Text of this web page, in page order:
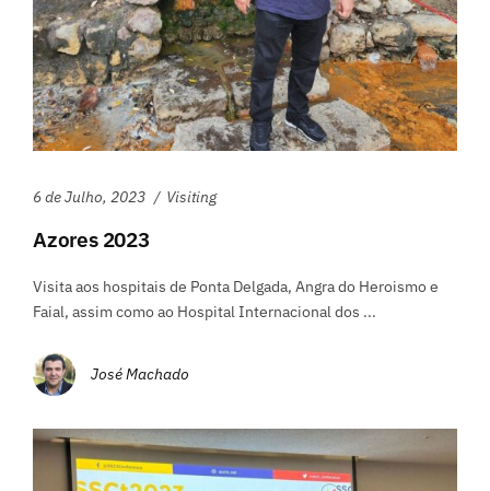
6 de Julho, 2023 Visiting
Azores 2023
Visita aos hospitais de Ponta Delgada, Angra do Heroismo e
Faial, assim como ao Hospital Internacional dos ...
José Machado